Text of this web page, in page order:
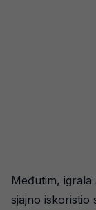
Međutim, igrala
sjajno iskoristio